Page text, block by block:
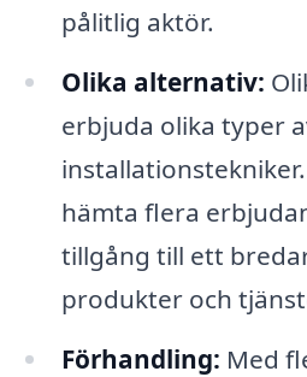
pålitlig aktör.
Olika alternativ:
erbjuda olika typer
hämta flera
tillgång till ett
produkter och
Förhandling: Med